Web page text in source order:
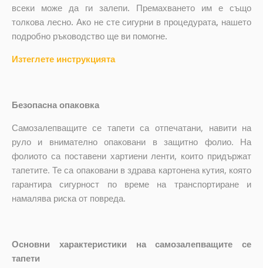
всеки може да ги залепи. Премахването им е също
толкова лесно. Ако не сте сигурни в процедурата, нашето
подробно ръководство ще ви помогне.
Изтеглете инструкцията
Безопасна опаковка
Самозалепващите се тапети са отпечатани, навити на
руло и внимателно опаковани в защитно фолио. На
фолиото са поставени хартиени ленти, които придържат
тапетите. Те са опаковани в здрава картонена кутия, която
гарантира сигурност по време на транспортиране и
намалява риска от повреда.
Основни характеристики на самозалепващите се
тапети